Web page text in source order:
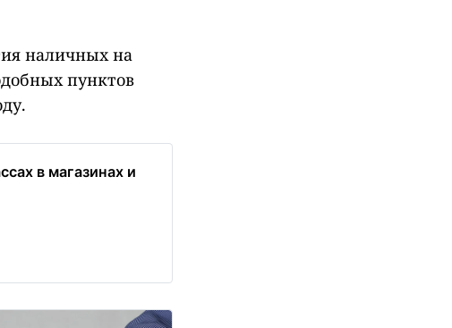
наличных на
пунктов
в магазинах и